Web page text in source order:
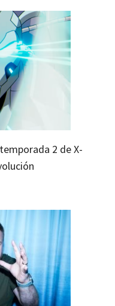
2 de X-